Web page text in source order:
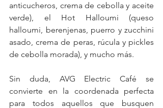
anticucheros, crema de cebolla y aceite
verde), el Hot Halloumi (queso
halloumi, berenjenas, puerro y zucchini
asado, crema de peras, rúcula y pickles
de cebolla morada), y mucho más.
Sin duda, AVG Electric Café se
convierte en la coordenada perfecta
para todos aquellos que busquen